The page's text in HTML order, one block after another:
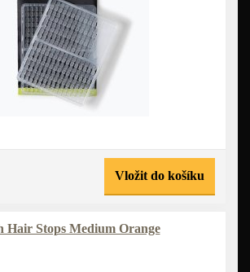
Vložit do košíku
Hair Stops Medium Orange